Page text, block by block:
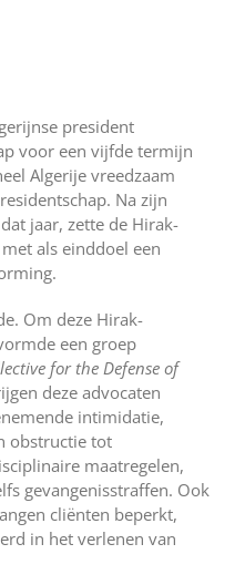
president
voor een vijfde termijn
Algerije vreedzaam
Na zijn
jaar, zette de Hirak-
als einddoel een
Om deze Hirak-
een groep
for the Defense of
deze advocaten
intimidatie,
obstructie tot
maatregelen,
gevangenisstraffen. Ook
cliënten beperkt,
in het verlenen van